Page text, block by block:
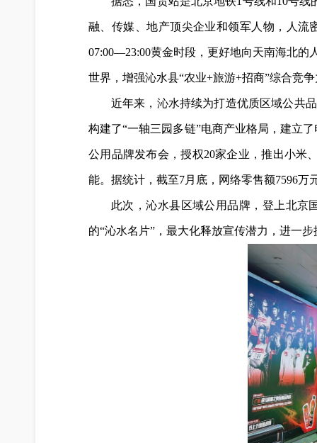
融、传媒、地产顶尖企业和领军人物，人流
07:00—23:00黄金时段，更好地向天南海北
世界，增强沁水县“农业+旅游+招商”综合竞
近年来，沁水持续为打造优质区域公共
构建了“一轴三园多链”电商产业格局，建立
公用品牌发布会，授权20家企业，推出小米
能。据统计，截至7月底，网络零售额7596万
此次，沁水县区域公用品牌，登上北京
的“沁水名片”，最大化释放宣传潜力，进一